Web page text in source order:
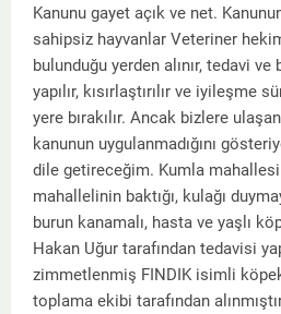
Kanunu gayet açık ve net.
sahipsiz hayvanlar Veteriner
bulunduğu yerden alınır, tedavi ve
yapılır, kısırlaştırılır ve iyileşme
yere bırakılır. Ancak bizlere
kanunun uygulanmadığını
dile getireceğim. Kumla
mahallelinin baktığı, kulağı
burun kanamalı, hasta ve yaşlı
Hakan Uğur tarafından tedavisi
zimmetlenmiş FINDIK isimli
toplama ekibi tarafından